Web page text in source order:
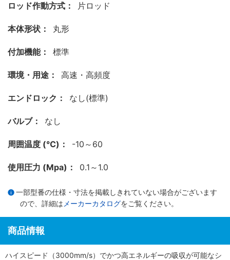
ロッド作動方式： 片ロッド
本体形状： 丸形
付加機能： 標準
環境・用途： 高速・高頻度
エンドロック： なし(標準)
バルブ： なし
周囲温度 (℃)： -10～60
使用圧力 (Mpa)： 0.1～1.0
一部型番の仕様・寸法を掲載しきれていない場合がございます
ので、詳細は メーカーカタログをご覧ください。
商品情報
ハイスピード（3000mm/s）でかつ高エネルギーの吸収が可能なシ